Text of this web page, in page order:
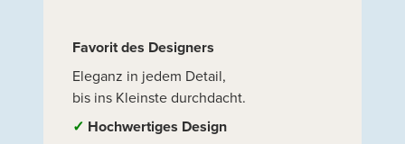
Favorit des Designers
Eleganz in jedem Detail,
bis ins Kleinste durchdacht.
✓ Hochwertiges Design